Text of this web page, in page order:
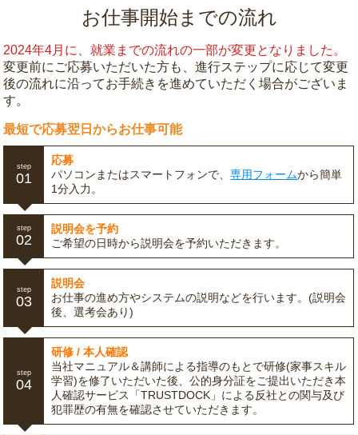
お仕事開始までの流れ
2024年4月に、就業までの流れの一部が変更となりました。
変更前にご応募いただいた方も、進行ステップに応じて変更
後の流れに沿ってお手続きを進めていただく場合がございま
す。
最短で応募翌日からお仕事可能
step
01
応募
パソコンまたはスマートフォンで、専用フォームから簡単
1分入力。
step
02
説明会を予約
ご希望の日時から説明会を予約いただきます。
step
03
説明会
お仕事の進め方やシステムの説明などを行います。(説明会
後、選考会あり)
step
04
研修 / 本人確認
当社マニュアル＆講師による指導のもとで研修(家事スキル
学習)を修了いただいた後、公的身分証をご提出いただき本
人確認サービス「TRUSTDOCK」による反社との関与及び
犯罪歴の有無を確認させていただきます。